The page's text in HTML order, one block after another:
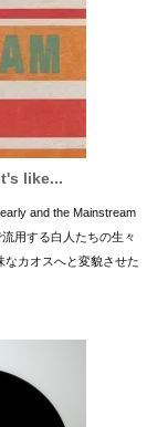
like...
and the Mainstream
用する白人たちの生々
なカオスへと変貌させた